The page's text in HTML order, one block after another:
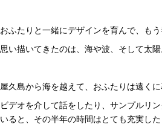
おふたりと一緒にデザインを育んで、もう
思い描いてきたのは、海や波、そして太
屋久島から海を越えて、おふたりは遠くに
ビデオを介して話をしたり、サンプルリ
いると、その半年の時間はとても充実し